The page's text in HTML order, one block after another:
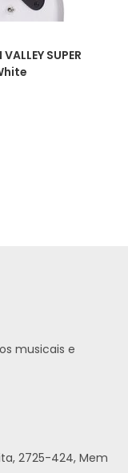
SUPER
musicais e
2725-424, Mem